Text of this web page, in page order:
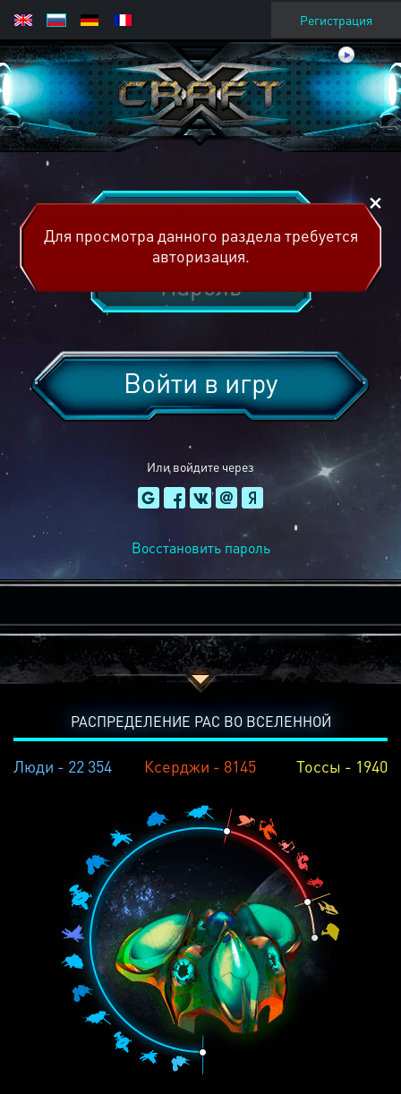
Регистрация
Или войдите через
Войти в игру
Восстановить пароль
Для просмотра данного раздела требуется
авторизация.
РАСПРЕДЕЛЕНИЕ РАС ВО ВСЕЛЕННОЙ
Люди - 22 354 Ксерджи - 8145 Тоссы - 1940